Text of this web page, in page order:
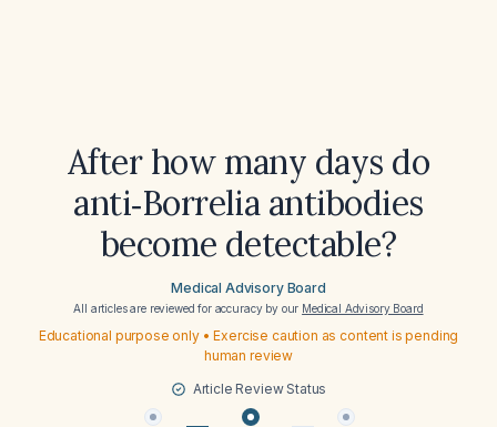
After how many days do
anti‑Borrelia antibodies
become detectable?
Medical Advisory Board
All articles are reviewed for accuracy by our Medical Advisory Board
Educational purpose only • Exercise caution as content is pending
human review
Article Review Status